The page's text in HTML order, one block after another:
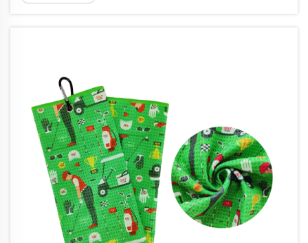
sur le parcours. Chez Wxivytextile, nous
au golf. Avec une quantité minimale de
commande...